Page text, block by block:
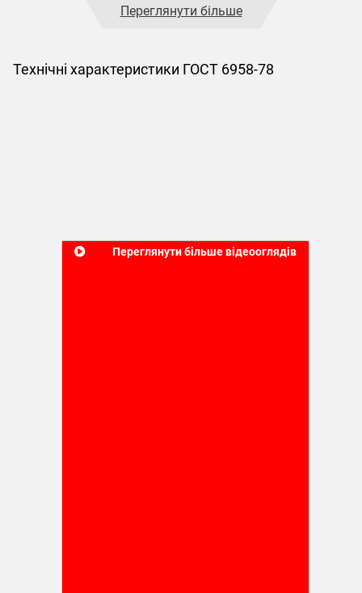
Переглянути більше
Технічні характеристики ГОСТ 6958-78
Переглянути більше відеооглядів